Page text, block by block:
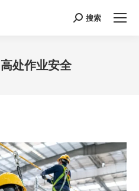
Search:
搜索
高处作业安全